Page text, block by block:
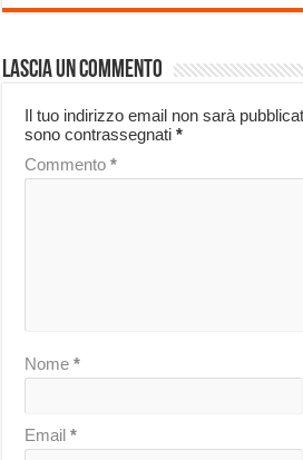
Lascia un commento
Il tuo indirizzo email non sarà
sono contrassegnati*
Commento*
Nome*
Email*